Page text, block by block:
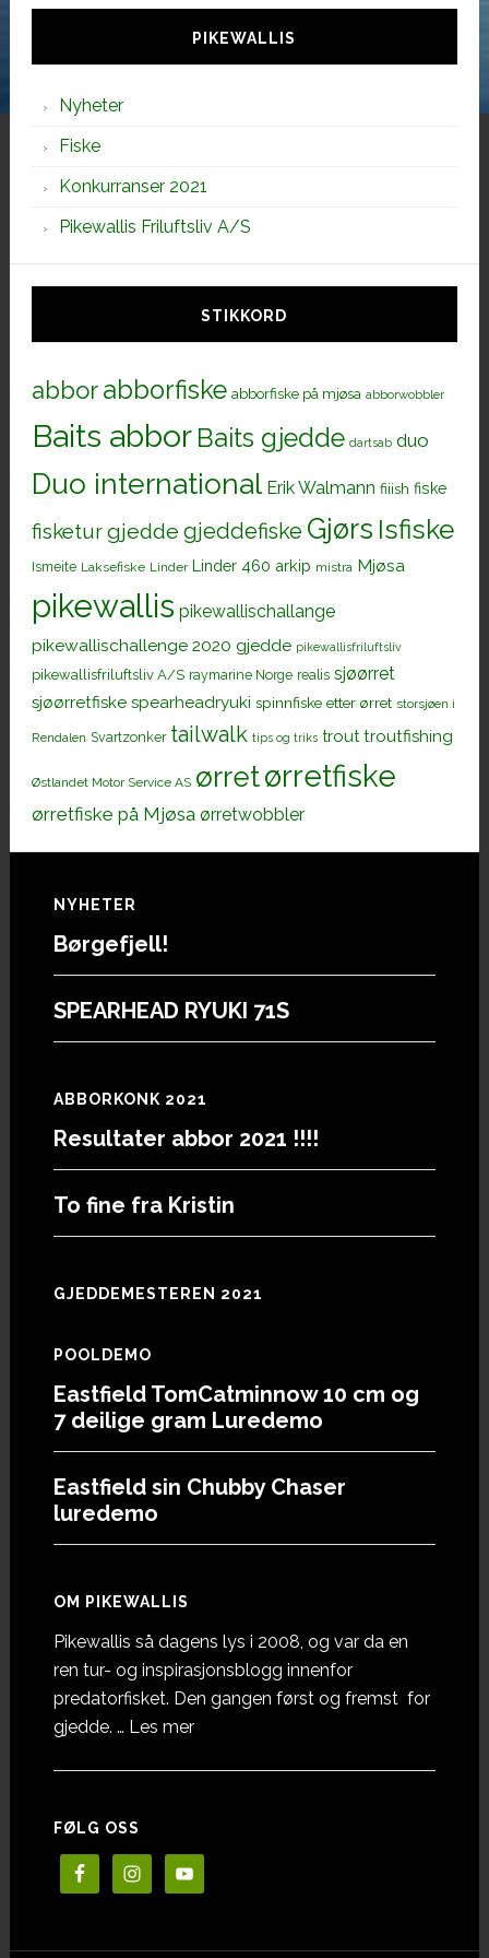
PIKEWALLIS
Nyheter
Fiske
Konkurranser 2021
Pikewallis Friluftsliv A/S
STIKKORD
abborabborfiske abborfiske på mjøsa abborwobbler
Baits abbor Baits gjedde dartsab duo
Duo international Erik Walmann fiiish fiske
fisketurgjedde gjeddefiske Gjørs Isfiske
Ismeite Laksefiske Linder Linder 460 arkip mistra Mjøsa
pikewallis pikewallischallange
pikewallischallenge 2020 gjedde pikewallisfriluftsliv
pikewallisfriluftsliv A/S raymarine Norge realis sjøørret
sjøørretfiske spearheadryuki spinnfiske etter ørret storsjøen i
Rendalen Svartzonker tailwalk tips og triks trout troutfishing
Østlandet Motor Service AS ørretørretfiske
ørretfiske på Mjøsa ørretwobbler
Footer
NYHETER
Børgefjell!
SPEARHEAD RYUKI 71S
ABBORKONK 2021
Resultater abbor 2021 !!!!
To fine fra Kristin
GJEDDEMESTEREN 2021
POOLDEMO
Eastfield TomCatminnow 10 cm og
7 deilige gram Luredemo
Eastfield sin Chubby Chaser
luredemo
OM PIKEWALLIS
Pikewallis så dagens lys i 2008, og var da en
ren tur- og inspirasjonsblogg innenfor
predatorfisket. Den gangen først og fremst for
gjedde. … Les meromOm
FØLG OSS